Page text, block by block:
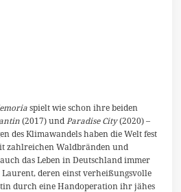
spielt wie schon ihre beiden
(2017) und Paradise City(2020) –
des Klimawandels haben die Welt fest
zahlreichen Waldbränden und
das Leben in Deutschland immer
deren einst verheißungsvolle
durch eine Handoperation ihr jähes